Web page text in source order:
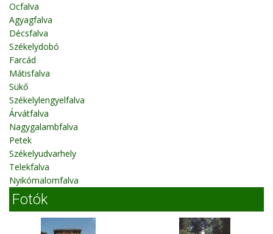
Ocfalva
Agyagfalva
Décsfalva
Székelydobó
Farcád
Mátisfalva
Sükő
Székelylengyelfalva
Árvátfalva
Nagygalambfalva
Petek
Székelyudvarhely
Telekfalva
Nyikómalomfalva
Fotók